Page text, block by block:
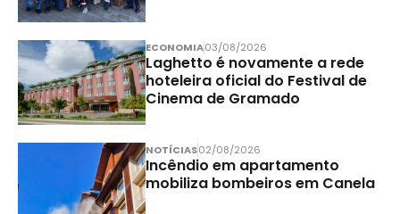
ECONOMIA03/08/2026
Laghetto é novamente a rede
hoteleira oficial do Festival de
Cinema de Gramado
NOTÍCIAS02/08/2026
Incêndio em apartamento
mobiliza bombeiros em Canela